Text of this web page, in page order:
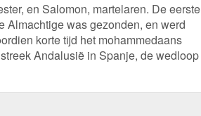
en Salomon, martelaren. De eerste
Almachtige was gezonden, en werd
korte tijd het mohammedaans
Andalusië in Spanje, de wedloop